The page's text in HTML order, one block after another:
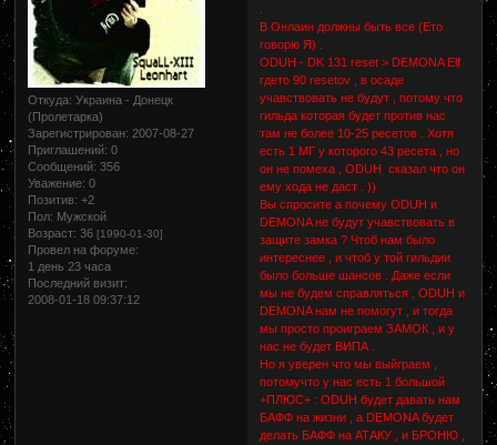
Откуда: Украина - Донецк
(Пролетарка)
Зарегистрирован: 2007-08-27
Приглашений: 0
Сообщений: 356
Уважение: 0
Позитив: +2
Пол: Мужской
Возраст: 36[1990-01-30]
Провел на форуме:
1 день 23 часа
Последний визит:
2008-01-18 09:37:12
В Онлаин должны быть все (Ето
говорю Я) .
ODUH - DK 131 reset > DEMONA Elf
гдето 90 resetov , в осаде
учавствовать не будут , потому что
гильда которая будет против нас
там не более 10-25 ресетов . Хотя
есть 1 МГ у которого 43 ресета , но
он не помеха , ODUH сказал что он
ему хода не даст . ))
Вы спросите а почему ODUH и
DEMONA не будут учавствовать в
защите замка ? Чтоб нам было
интереснее , и чтоб у той гильдии
было больше шансов . Даже если
мы не будем справляться , ODUH и
DEMONA нам не помогут , и тогда
мы просто проиграем ЗАМОК , и у
нас не будет ВИПА .
Но я уверен что мы выйграем ,
потомучто у нас есть 1 большой
+ПЛЮС+ : ODUH будет давать нам
БАФФ на жизни , а DEMONA будет
делать БАФФ на АТАКУ , и БРОНЮ ,